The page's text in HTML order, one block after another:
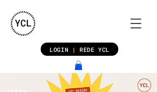
LOGIN | REDE YCL